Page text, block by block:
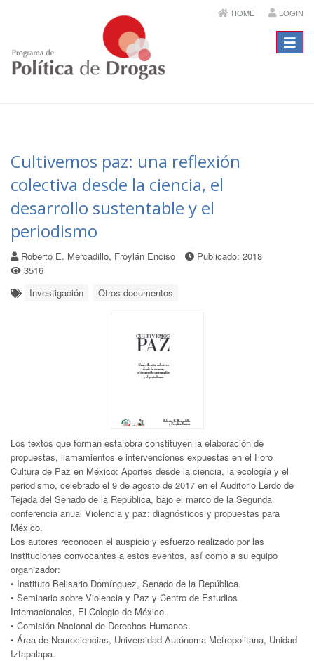
HOME LOGIN
Menú
Cultivemos paz: una reflexión
colectiva desde la ciencia, el
desarrollo sustentable y el
periodismo
Roberto E. Mercadillo, Froylán Enciso
Publicado: 2018
3516
Investigación
Otros documentos
Los textos que forman esta obra constituyen la elaboración de
propuestas, llamamientos e intervenciones expuestas en el Foro
Cultura de Paz en México: Aportes desde la ciencia, la ecología y el
periodismo, celebrado el 9 de agosto de 2017 en el Auditorio Lerdo de
Tejada del Senado de la República, bajo el marco de la Segunda
conferencia anual Violencia y paz: diagnósticos y propuestas para
México.
Los autores reconocen el auspicio y esfuerzo realizado por las
instituciones convocantes a estos eventos, así como a su equipo
organizador:
• Instituto Belisario Domínguez, Senado de la República.
• Seminario sobre Violencia y Paz y Centro de Estudios
Internacionales, El Colegio de México.
• Comisión Nacional de Derechos Humanos.
• Área de Neurociencias, Universidad Autónoma Metropolitana, Unidad
Iztapalapa.